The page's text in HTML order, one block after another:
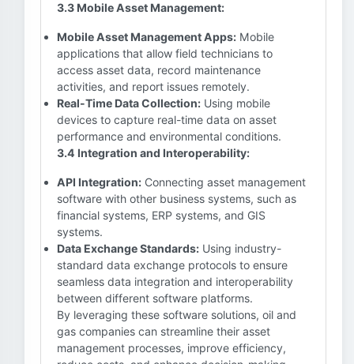
3.3 Mobile Asset Management:
Mobile Asset Management Apps: Mobile
applications that allow field technicians to
access asset data, record maintenance
activities, and report issues remotely.
Real-Time Data Collection: Using mobile
devices to capture real-time data on asset
performance and environmental conditions.
3.4 Integration and Interoperability:
API Integration: Connecting asset management
software with other business systems, such as
financial systems, ERP systems, and GIS
systems.
Data Exchange Standards: Using industry-
standard data exchange protocols to ensure
seamless data integration and interoperability
between different software platforms.
By leveraging these software solutions, oil and
gas companies can streamline their asset
management processes, improve efficiency,